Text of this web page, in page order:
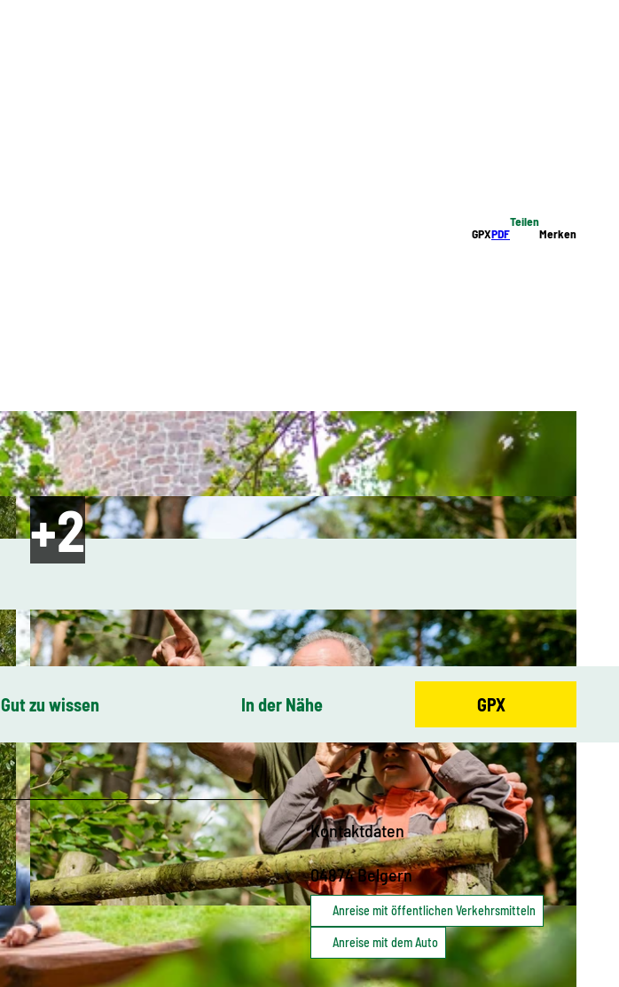
GPXPDF
Teilen
Merken
© Christian Hüller, www.christianhueller.de, LEIPZIG REGION | CC-BY
Gut zu wissen In der Nähe GPX
Kontaktdaten
04874Belgern
Anreise mit öffentlichen Verkehrsmitteln
Anreise mit dem Auto